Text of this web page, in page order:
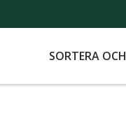
SORTERA